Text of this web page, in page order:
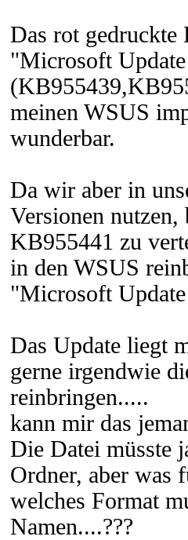
Das rot gedruckte
"Microsoft
meinen WSUS
wunderbar.
Da wir aber in
Versionen nutzen,
KB955441 zu
in den WSUS
"Microsoft
Das Update liegt
gerne irgendwie
reinbringen.....
kann mir das
Die Datei müsste
Ordner, aber was
welches Format
Namen....???